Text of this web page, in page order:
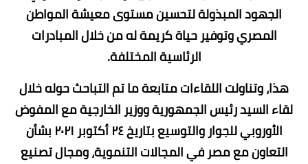
الجهود المبذولة لتحسين مستوى معيشة المواطن
المصري وتوفير حياة كريمة له من خلال المبادرات
الرئاسية المختلفة.
هذا، وتناولت اللقاءات متابعة ما تم التباحث حوله خلال
لقاء السيد رئيس الجمهورية ووزير الخارجية مع المفوض
الأوروبي للجوار والتوسيع بتاريخ ٢٤ أكتوبر ٢٠٢١ بشأن
التعاون مع مصر في المجالات التنموية، ومجال تصنيع